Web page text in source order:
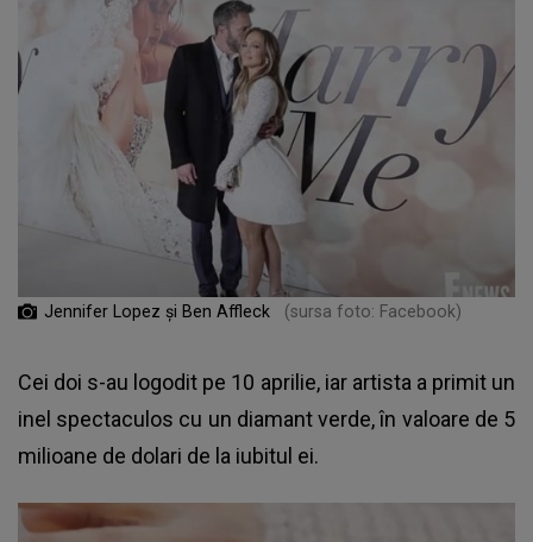
Jennifer Lopez și Ben Affleck (sursa foto: Facebook)
Cei doi s-au logodit pe 10 aprilie, iar artista a primit un
inel spectaculos cu un diamant verde, în valoare de 5
milioane de dolari de la iubitul ei.